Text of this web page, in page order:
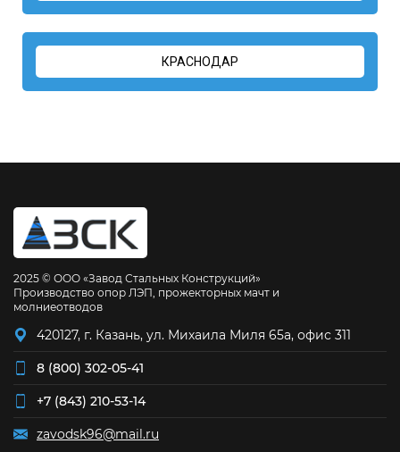
КРАСНОДАР
2025 © ООО «Завод Стальных Конструкций»
Производство опор ЛЭП, прожекторных мачт и
молниеотводов
420127, г. Казань, ул. Михаила Миля 65а, офис 311
8 (800) 302-05-41
+7 (843) 210-53-14
zavodsk96@mail.ru